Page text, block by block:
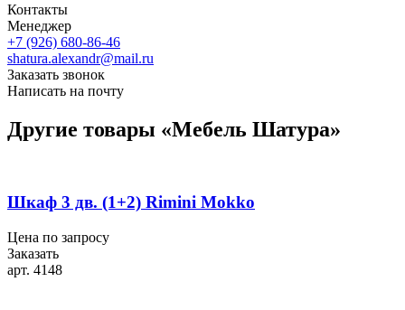
Контакты
Менеджер
+7 (926) 680-86-46
shatura.alexandr@mail.ru
Заказать звонок
Написать на почту
Другие товары «Мебель Шатура»
Шкаф 3 дв. (1+2) Rimini Mokko
Цена по запросу
Заказать
арт. 4148